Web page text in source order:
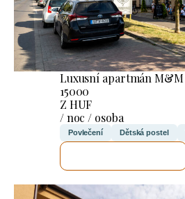
Luxusní apartmán M&M
15000
Z HUF
/ noc / osoba
Povlečení Dětská postel